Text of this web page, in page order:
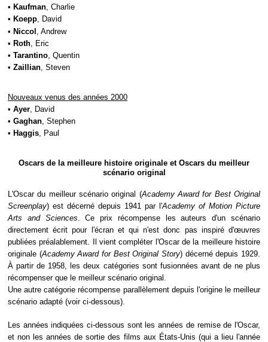
• Kaufman , Charlie
• Koepp , David
• Niccol , Andrew
• Roth , Eric
• Tarantino , Quentin
• Zaillian , Steven
Nouveaux venus des années 2000
• Ayer, David
• Gaghan, Stephen
• Haggis, Paul
Oscars de la meilleure histoire originale et Oscars du meilleur
scénario original
L'Oscar du meilleur scénario original (Academy Award for Best Original
Screenplay) est décerné depuis 1941 par l'Academy of Motion Picture
Arts and Sciences. Ce prix récompense les auteurs d'un scénario
directement écrit pour l'écran et qui n'est donc pas inspiré d'œuvres
publiées préalablement. Il vient compléter l'Oscar de la meilleure histoire
originale (Academy Award for Best Original Story) décerné depuis 1929.
À partir de 1958, les deux catégories sont fusionnées avant de ne plus
récompenser que le meilleur scénario original.
Une autre catégorie récompense parallèlement depuis l'origine le meilleur
scénario adapté (voir ci-dessous).
Les années indiquées ci-dessous sont les années de remise de l'Oscar,
et non les années de sortie des films aux États-Unis (qui a lieu l'année